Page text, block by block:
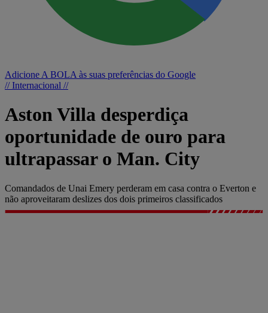
Adicione A BOLA às suas preferências do Google
// Internacional //
Aston Villa desperdiça
oportunidade de ouro para
ultrapassar o Man. City
Comandados de Unai Emery perderam em casa contra o Everton e
não aproveitaram deslizes dos dois primeiros classificados